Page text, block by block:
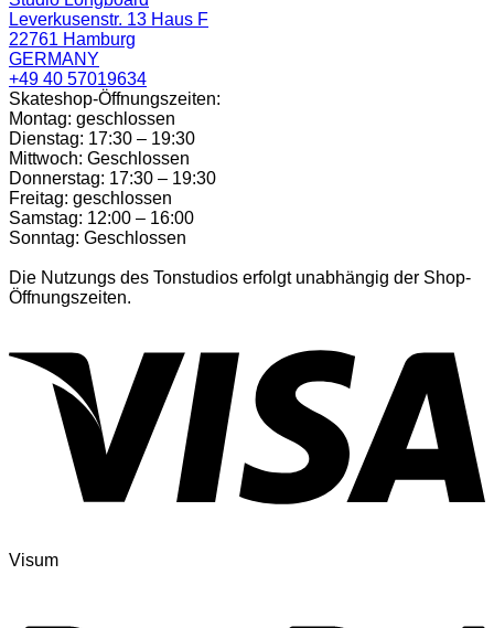
Leverkusenstr. 13 Haus F
22761 Hamburg
GERMANY
+49 40 57019634
Skateshop-Öffnungszeiten:
Montag: geschlossen
Dienstag: 17:30 – 19:30
Mittwoch: Geschlossen
Donnerstag: 17:30 – 19:30
Freitag: geschlossen
Samstag: 12:00 – 16:00
Sonntag: Geschlossen
Die Nutzungs des Tonstudios erfolgt unabhängig der Shop-
Öffnungszeiten.
Visum